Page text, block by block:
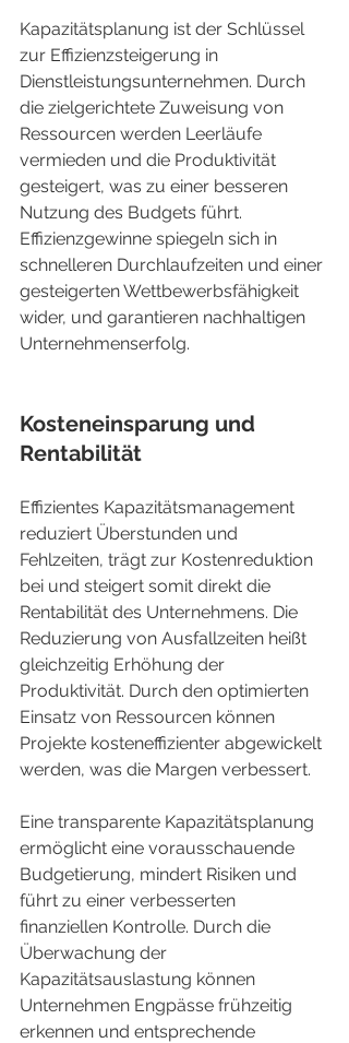
Kapazitätsplanung ist der Schlüssel
zur Effizienzsteigerung in
Dienstleistungsunternehmen. Durch
die zielgerichtete Zuweisung von
Ressourcen werden Leerläufe
vermieden und die Produktivität
gesteigert, was zu einer besseren
Nutzung des Budgets führt.
Effizienzgewinne spiegeln sich in
schnelleren Durchlaufzeiten und einer
gesteigerten Wettbewerbsfähigkeit
wider, und garantieren nachhaltigen
Unternehmenserfolg.
Kosteneinsparung und
Rentabilität
Effizientes Kapazitätsmanagement
reduziert Überstunden und
Fehlzeiten, trägt zur Kostenreduktion
bei und steigert somit direkt die
Rentabilität des Unternehmens. Die
Reduzierung von Ausfallzeiten heißt
gleichzeitig Erhöhung der
Produktivität. Durch den optimierten
Einsatz von Ressourcen können
Projekte kosteneffizienter abgewickelt
werden, was die Margen verbessert.
Eine transparente Kapazitätsplanung
ermöglicht eine vorausschauende
Budgetierung, mindert Risiken und
führt zu einer verbesserten
finanziellen Kontrolle. Durch die
Überwachung der
Kapazitätsauslastung können
Unternehmen Engpässe frühzeitig
erkennen und entsprechende